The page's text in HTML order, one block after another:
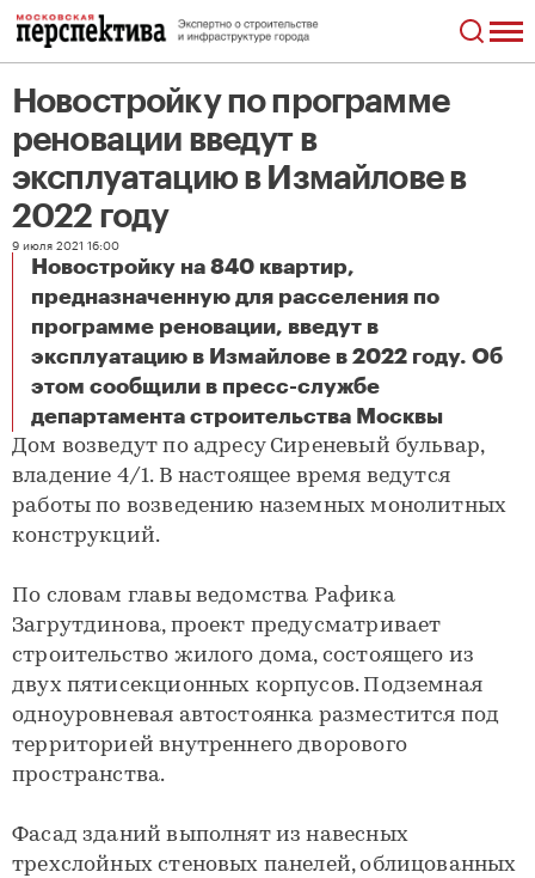
Новостройку по программе
реновации введут в
эксплуатацию в Измайлове в
2022 году
9 июля 2021 16:00
Новостройку на 840 квартир,
предназначенную для расселения по
программе реновации, введут в
эксплуатацию в Измайлове в 2022 году. Об
этом сообщили в пресс-службе
департамента строительства Москвы
Дом возведут по адресу Сиреневый бульвар,
владение 4/1. В настоящее время ведутся
работы по возведению наземных монолитных
конструкций.
По словам главы ведомства Рафика
Загрутдинова, проект предусматривает
строительство жилого дома, состоящего из
двух пятисекционных корпусов. Подземная
одноуровневая автостоянка разместится под
территорией внутреннего дворового
пространства.
Фасад зданий выполнят из навесных
трехслойных стеновых панелей, облицованных